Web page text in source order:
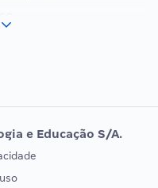
DE ORDEM
e Educação S/A.